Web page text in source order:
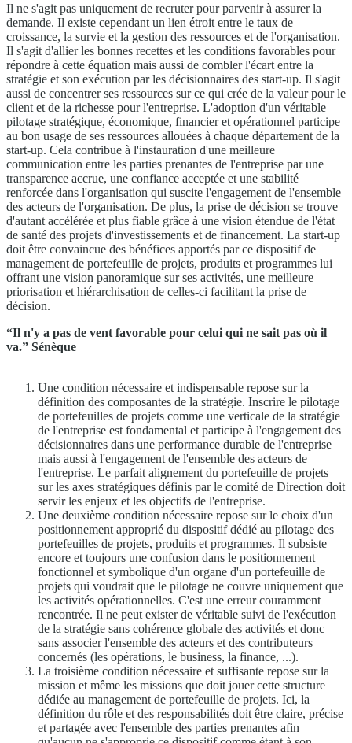
Il ne s'agit pas uniquement de recruter pour parvenir à assurer la
demande. Il existe cependant un lien étroit entre le taux de
croissance, la survie et la gestion des ressources et de l'organisation.
Il s'agit d'allier les bonnes recettes et les conditions favorables pour
répondre à cette équation mais aussi de combler l'écart entre la
stratégie et son exécution par les décisionnaires des start-up. Il s'agit
aussi de concentrer ses ressources sur ce qui crée de la valeur pour le
client et de la richesse pour l'entreprise. L'adoption d'un véritable
pilotage stratégique, économique, financier et opérationnel participe
au bon usage de ses ressources allouées à chaque département de la
start-up. Cela contribue à l'instauration d'une meilleure
communication entre les parties prenantes de l'entreprise par une
transparence accrue, une confiance acceptée et une stabilité
renforcée dans l'organisation qui suscite l'engagement de l'ensemble
des acteurs de l'organisation. De plus, la prise de décision se trouve
d'autant accélérée et plus fiable grâce à une vision étendue de l'état
de santé des projets d'investissements et de financement. La start-up
doit être convaincue des bénéfices apportés par ce dispositif de
management de portefeuille de projets, produits et programmes lui
offrant une vision panoramique sur ses activités, une meilleure
priorisation et hiérarchisation de celles-ci facilitant la prise de
décision.
“Il n'y a pas de vent favorable pour celui qui ne sait pas où il
va.” Sénèque
Une condition nécessaire et indispensable repose sur la
définition des composantes de la stratégie. Inscrire le pilotage
de portefeuilles de projets comme une verticale de la stratégie
de l'entreprise est fondamental et participe à l'engagement des
décisionnaires dans une performance durable de l'entreprise
mais aussi à l'engagement de l'ensemble des acteurs de
l'entreprise. Le parfait alignement du portefeuille de projets
sur les axes stratégiques définis par le comité de Direction doit
servir les enjeux et les objectifs de l'entreprise.
Une deuxième condition nécessaire repose sur le choix d'un
positionnement approprié du dispositif dédié au pilotage des
portefeuilles de projets, produits et programmes. Il subsiste
encore et toujours une confusion dans le positionnement
fonctionnel et symbolique d'un organe d'un portefeuille de
projets qui voudrait que le pilotage ne couvre uniquement que
les activités opérationnelles. C'est une erreur couramment
rencontrée. Il ne peut exister de véritable suivi de l'exécution
de la stratégie sans cohérence globale des activités et donc
sans associer l'ensemble des acteurs et des contributeurs
concernés (les opérations, le business, la finance, ...).
La troisième condition nécessaire et suffisante repose sur la
mission et même les missions que doit jouer cette structure
dédiée au management de portefeuille de projets. Ici, la
définition du rôle et des responsabilités doit être claire, précise
et partagée avec l'ensemble des parties prenantes afin